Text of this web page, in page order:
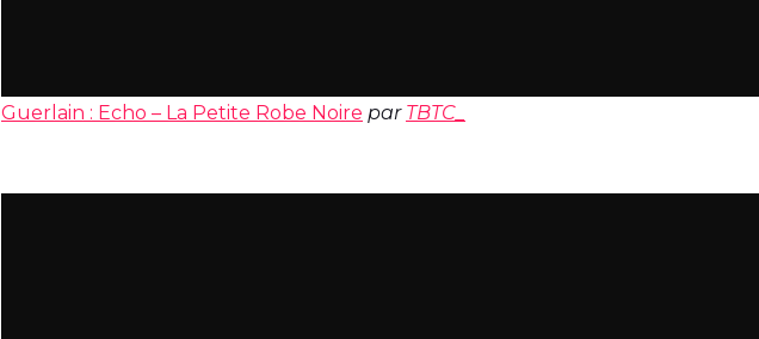
Guerlain : Echo – La Petite Robe Noire par TBTC_